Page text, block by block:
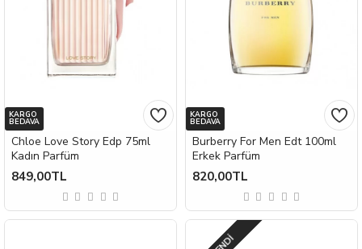
KARGO
BEDAVA
Chloe Love Story Edp 75ml
Kadın Parfüm
849,00TL
KARGO
BEDAVA
Burberry For Men Edt 100ml
Erkek Parfüm
820,00TL